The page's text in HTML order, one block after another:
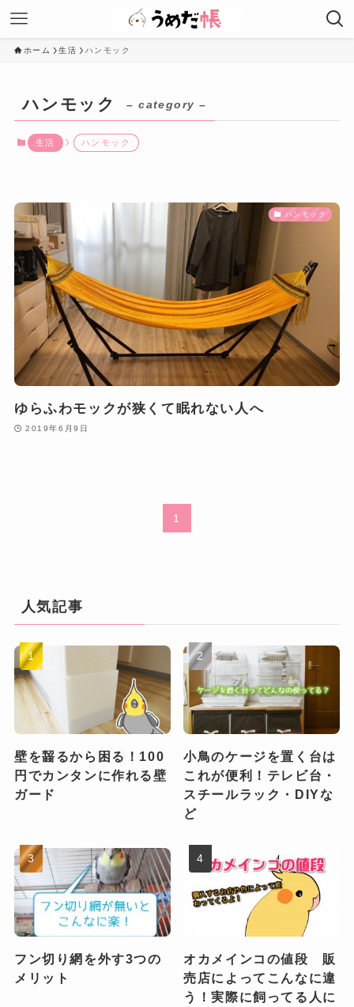
ホーム 生活 ハンモック
ハンモック – category –
生活 ハンモック
ハンモック
ゆらふわモックが狭くて眠れない人へ
2019年6月9日
1
人気記事
壁を齧るから困る！100
円でカンタンに作れる壁
ガード
小鳥のケージを置く台は
これが便利！テレビ台・
スチールラック・DIYな
ど
フン切り網を外す3つの
メリット
オカメインコの値段 販
売店によってこんなに違
う！実際に飼ってる人に